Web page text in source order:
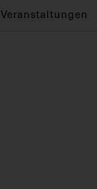
Veranstaltungen